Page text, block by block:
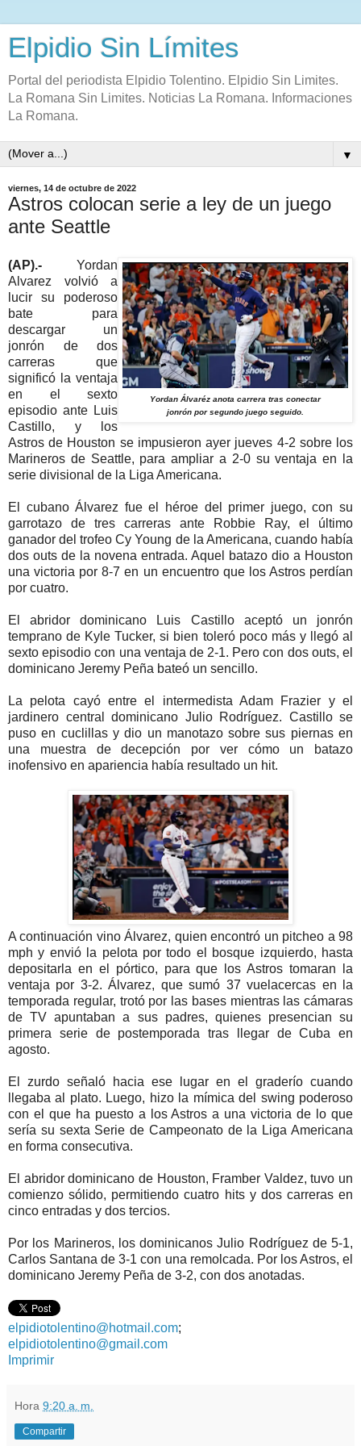
Elpidio Sin Límites
Portal del periodista Elpidio Tolentino. Elpidio Sin Limites.
La Romana Sin Limites. Noticias La Romana. Informaciones
La Romana.
▼
viernes, 14 de octubre de 2022
Astros colocan serie a ley de un juego
ante Seattle
Yordan Álvaréz anota carrera tras conectar
jonrón por segundo juego seguido.
(AP).- Yordan
Alvarez volvió a
lucir su poderoso
bate para
descargar un
jonrón de dos
carreras que
significó la ventaja
en el sexto
episodio ante Luis
Castillo, y los
Astros de Houston se impusieron ayer jueves 4-2 sobre los
Marineros de Seattle, para ampliar a 2-0 su ventaja en la
serie divisional de la Liga Americana.
El cubano Álvarez fue el héroe del primer juego, con su
garrotazo de tres carreras ante Robbie Ray, el último
ganador del trofeo Cy Young de la Americana, cuando había
dos outs de la novena entrada. Aquel batazo dio a Houston
una victoria por 8-7 en un encuentro que los Astros perdían
por cuatro.
El abridor dominicano Luis Castillo aceptó un jonrón
temprano de Kyle Tucker, si bien toleró poco más y llegó al
sexto episodio con una ventaja de 2-1. Pero con dos outs, el
dominicano Jeremy Peña bateó un sencillo.
La pelota cayó entre el intermedista Adam Frazier y el
jardinero central dominicano Julio Rodríguez. Castillo se
puso en cuclillas y dio un manotazo sobre sus piernas en
una muestra de decepción por ver cómo un batazo
inofensivo en apariencia había resultado un hit.
A continuación vino Álvarez, quien encontró un pitcheo a 98
mph y envió la pelota por todo el bosque izquierdo, hasta
depositarla en el pórtico, para que los Astros tomaran la
ventaja por 3-2. Álvarez, que sumó 37 vuelacercas en la
temporada regular, trotó por las bases mientras las cámaras
de TV apuntaban a sus padres, quienes presencian su
primera serie de postemporada tras llegar de Cuba en
agosto.
El zurdo señaló hacia ese lugar en el graderío cuando
llegaba al plato. Luego, hizo la mímica del swing poderoso
con el que ha puesto a los Astros a una victoria de lo que
sería su sexta Serie de Campeonato de la Liga Americana
en forma consecutiva.
El abridor dominicano de Houston, Framber Valdez, tuvo un
comienzo sólido, permitiendo cuatro hits y dos carreras en
cinco entradas y dos tercios.
Por los Marineros, los dominicanos Julio Rodríguez de 5-1,
Carlos Santana de 3-1 con una remolcada. Por los Astros, el
dominicano Jeremy Peña de 3-2, con dos anotadas.
elpidiotolentino@hotmail.com;
elpidiotolentino@gmail.com
Imprimir
Hora 9:20 a. m.
Compartir